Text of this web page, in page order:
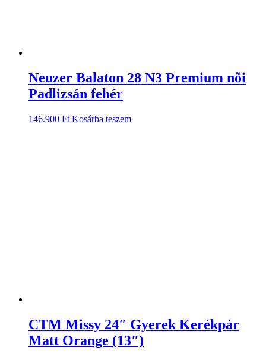
Neuzer Balaton 28 N3 Premium nõi
Padlizsán fehér
146.900 Ft Kosárba teszem
CTM Missy 24″ Gyerek Kerékpár
Matt Orange (13″)